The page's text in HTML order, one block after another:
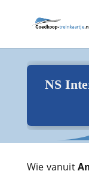
NS
Wie vanuit